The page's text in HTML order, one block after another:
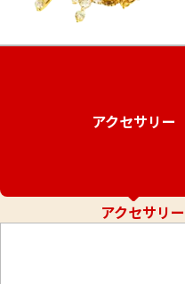
アクセサリー
アクセサリー